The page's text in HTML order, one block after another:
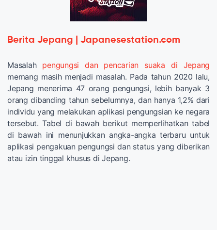
Berita Jepang | Japanesestation.com
Masalah pengungsi dan pencarian suaka di Jepang
memang masih menjadi masalah. Pada tahun 2020 lalu,
Jepang menerima 47 orang pengungsi, lebih banyak 3
orang dibanding tahun sebelumnya, dan hanya 1,2% dari
individu yang melakukan aplikasi pengungsian ke negara
tersebut. Tabel di bawah berikut memperlihatkan tabel
di bawah ini menunjukkan angka-angka terbaru untuk
aplikasi pengakuan pengungsi dan status yang diberikan
atau izin tinggal khusus di Jepang.